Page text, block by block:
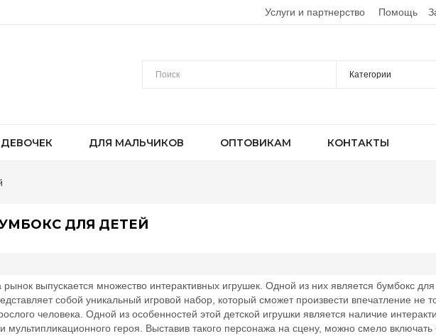
Услуги и партнерство Помощь
ДЛЯ МАЛЬЧИКОВ ОПТОВИКАМ КОНТАКТЫ
ДЛЯ ДЕТЕЙ
рынок выпускается множество интерактивных игрушек. Одной из них является бумбокс
собой уникальный игровой набор, который сможет произвести впечатление не
человека. Одной из особенностей этой детской игрушки является наличие
мультипликационного героя. Выставив такого персонажа на сцену, можно смело